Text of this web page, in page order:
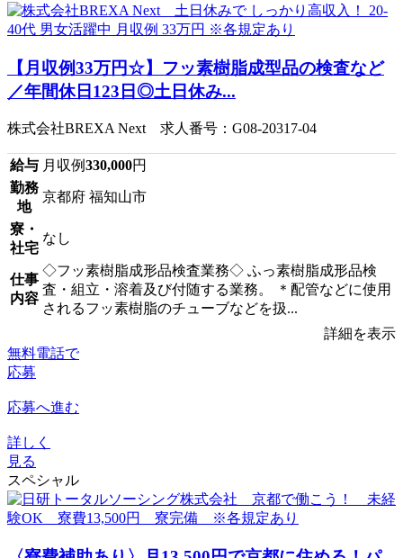
【月収例33万円☆】フッ素樹脂成型品の検査など
／年間休日123日◎土日休み...
株式会社BREXA Next 求人番号：G08-20317-04
給与 月収例330,000円
勤務
地
京都府 福知山市
寮・
社宅
なし
仕事
内容
◇フッ素樹脂成形品検査業務◇ ふっ素樹脂成形品検
査・組立・溶着及び付随する業務。 ＊配管などに使用
されるフッ素樹脂のチューブなどを扱...
詳細を表示
無料電話で
応募
応募へ進む
詳しく
見る
スペシャル